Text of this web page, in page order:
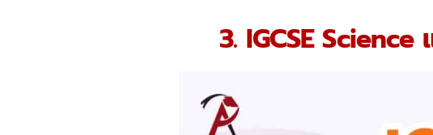
3. IGCSE